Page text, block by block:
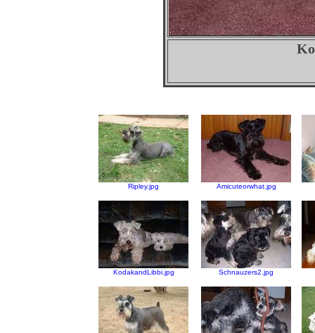
Ripley.jpg Amicuteorwhat.jpg
KodakandLibbi.jpg Schnauzers2.jpg